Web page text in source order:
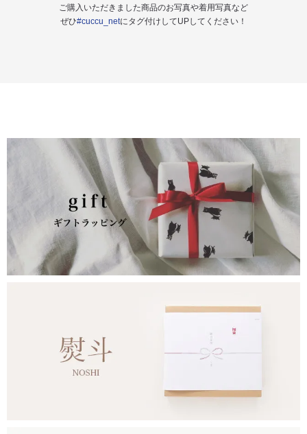
ご購入いただきました商品のお写真や着用写真など
ぜひ#cuccu_netにタグ付けしてUPしてください！